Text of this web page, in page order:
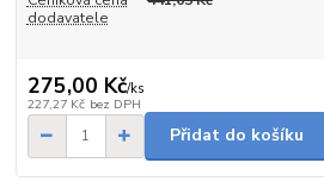
dodavatele
275,00 Kč/ks
227,27 Kč bez DPH
Přidat do košíku